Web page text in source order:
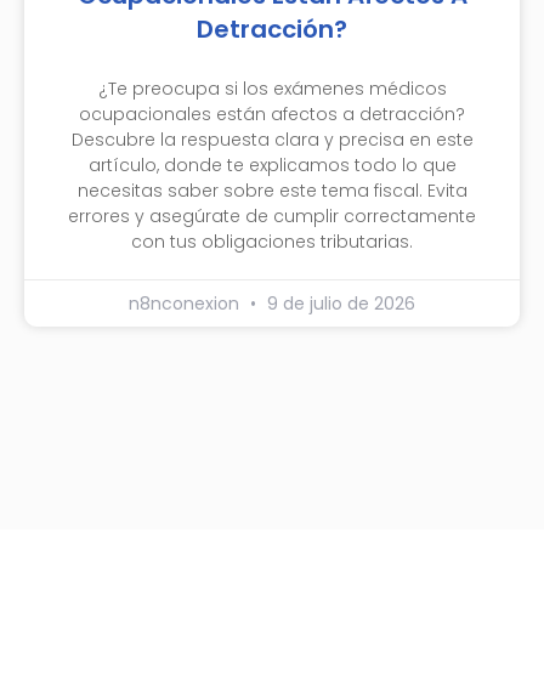
Detracción?
¿Te preocupa si los exámenes médicos
ocupacionales están afectos a detracción?
Descubre la respuesta clara y precisa en este
artículo, donde te explicamos todo lo que
necesitas saber sobre este tema fiscal. Evita
errores y asegúrate de cumplir correctamente
con tus obligaciones tributarias.
n8nconexion 9 de julio de 2026